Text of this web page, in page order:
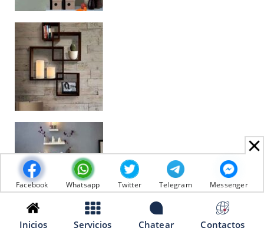
Facebook Whatsapp Twitter Telegram Messenger
Inicios Servicios Chatear Contactos